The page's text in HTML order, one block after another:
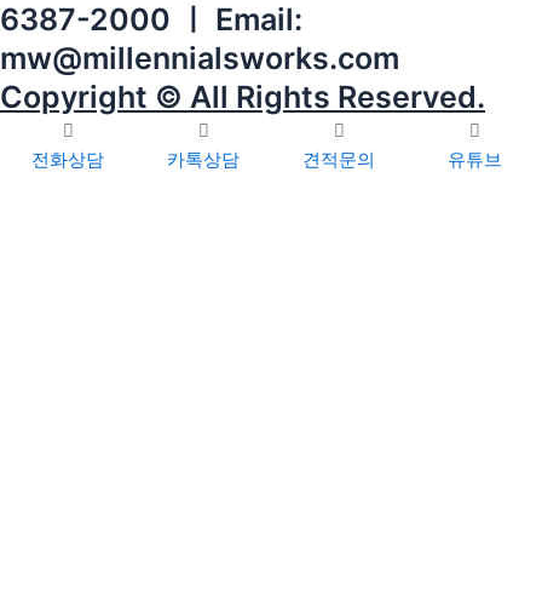
6387-2000 ㅣ Email:
mw@millennialsworks.com
Copyright © All Rights Reserved.
전화상담 카톡상담 견적문의 유튜브